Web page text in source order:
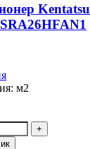
Kentatsu
м2